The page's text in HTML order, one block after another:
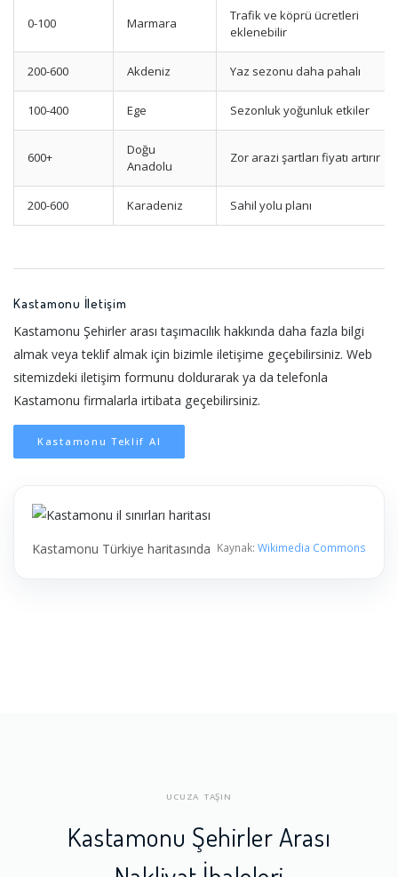
0-100 Marmara
Trafik ve köprü ücretleri
eklenebilir
200-600 Akdeniz Yaz sezonu daha pahalı
100-400 Ege Sezonluk yoğunluk etkiler
600+
Doğu
Anadolu
Zor arazi şartları fiyatı artırır
200-600 Karadeniz Sahil yolu planı
Kastamonu İletişim
Kastamonu Şehirler arası taşımacılık hakkında daha fazla bilgi
almak veya teklif almak için bizimle iletişime geçebilirsiniz. Web
sitemizdeki iletişim formunu doldurarak ya da telefonla
Kastamonu firmalarla irtibata geçebilirsiniz.
Kastamonu Teklif Al
Kastamonu Türkiye haritasında Kaynak: Wikimedia Commons
UCUZA TAŞIN
Kastamonu Şehirler Arası